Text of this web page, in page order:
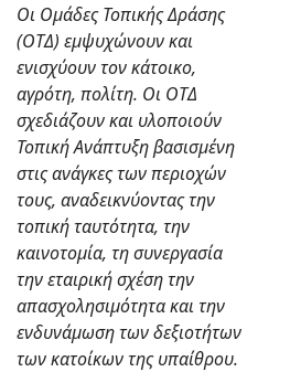
Οι Ομάδες Τοπικής Δράσης
(ΟΤΔ) εμψυχώνουν και
ενισχύουν τον κάτοικο,
αγρότη, πολίτη. Οι ΟΤΔ
σχεδιάζουν και υλοποιούν
Τοπική Ανάπτυξη βασισμένη
στις ανάγκες των περιοχών
τους, αναδεικνύοντας την
τοπική ταυτότητα, την
καινοτομία, τη συνεργασία
την εταιρική σχέση την
απασχολησιμότητα και την
ενδυνάμωση των δεξιοτήτων
των κατοίκων της υπαίθρου.